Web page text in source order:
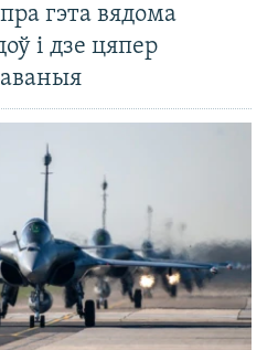
гэта вядома
і дзе цяпер